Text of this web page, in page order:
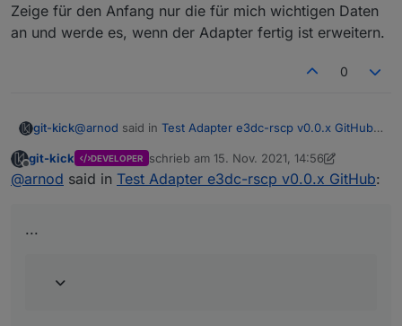
Zeige für den Anfang nur die für mich wichtigen Daten
an und werde es, wenn der Adapter fertig ist erweitern.
0
git-kick@arnod said in Test Adapter e3dc-rscp v0.0.x GitHub:
Ist es möglich bei EMS diese Tags noch mit
Offline
git-kick DEVELOPER schrieb am 15. Nov. 2021, 14:56
zuletzt editiert von git-kick
@arnod said in Test Adapter e3dc-rscp v0.0.x GitHub:
...